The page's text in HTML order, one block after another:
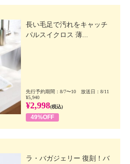
長い毛足で汚れをキャッチ
パルスイクロス 薄...
先行予約期間：8/7〜10 放送日：8/11
¥5,940
¥2,998(税込)
49%OFF
ラ・バガジェリー 復刻！バ